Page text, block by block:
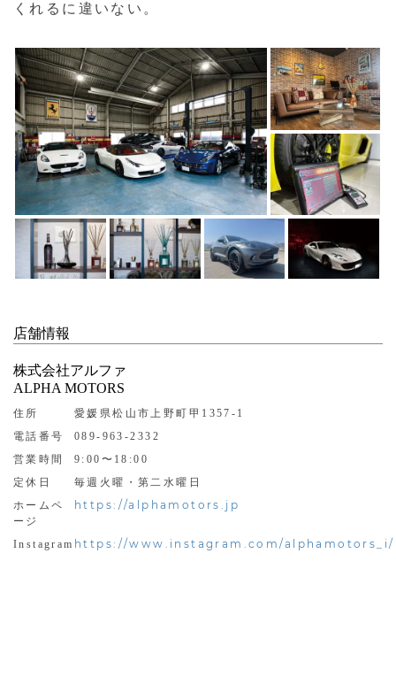
くれるに違いない。
店舗情報
株式会社アルファ
ALPHA MOTORS
住所
愛媛県松山市上野町甲1357-1
電話番号
089-963-2332
営業時間
9:00〜18:00
定休日
毎週火曜・第二水曜日
ホームペ
ージ
https://alphamotors.jp
Instagram https://www.instagram.com/alphamotors_i/